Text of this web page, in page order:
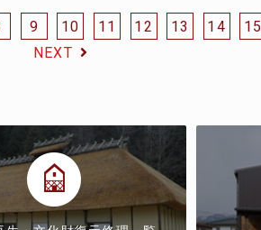
9 10 11 12 13 14 15
NEXT